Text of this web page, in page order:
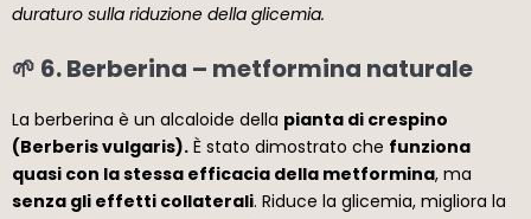
duraturo sulla riduzione della glicemia.
🌱 6. Berberina – metformina naturale
La berberina è un alcaloide della pianta di crespino
(Berberis vulgaris). È stato dimostrato che funziona
quasi con la stessa efficacia della metformina, ma
senza gli effetti collaterali. Riduce la glicemia, migliora la